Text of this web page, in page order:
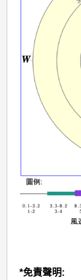
*免責聲明: